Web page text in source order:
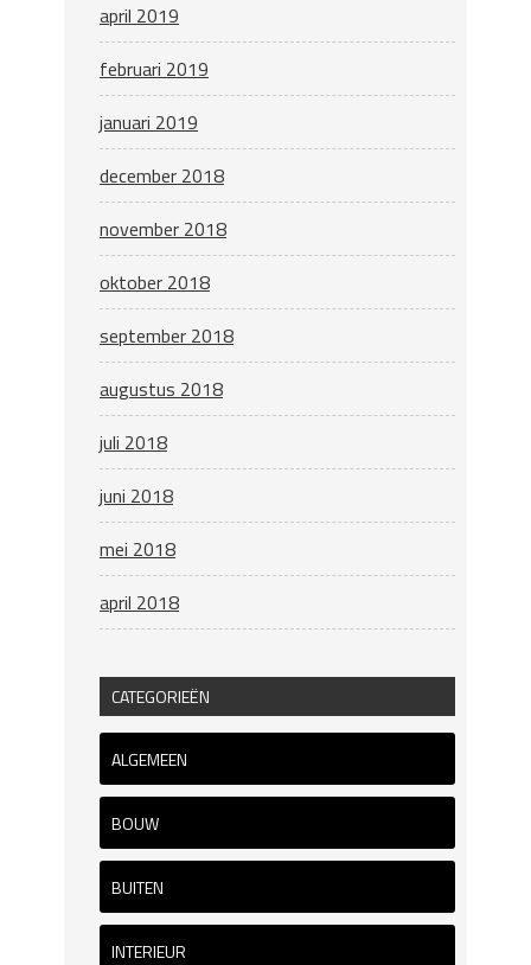
april 2019
februari 2019
januari 2019
december 2018
november 2018
oktober 2018
september 2018
augustus 2018
juli 2018
juni 2018
mei 2018
april 2018
CATEGORIEËN
ALGEMEEN
BOUW
BUITEN
INTERIEUR